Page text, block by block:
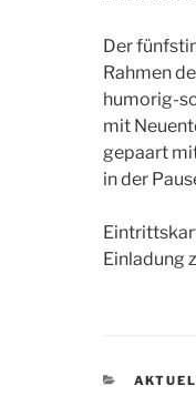
Der
Rahmen
humorig-
mit
gepaart
in der
Einladung